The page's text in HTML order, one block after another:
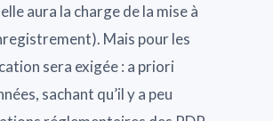
aura la charge de la mise à
Mais pour les
sera exigée : a priori
sachant qu’il y a peu